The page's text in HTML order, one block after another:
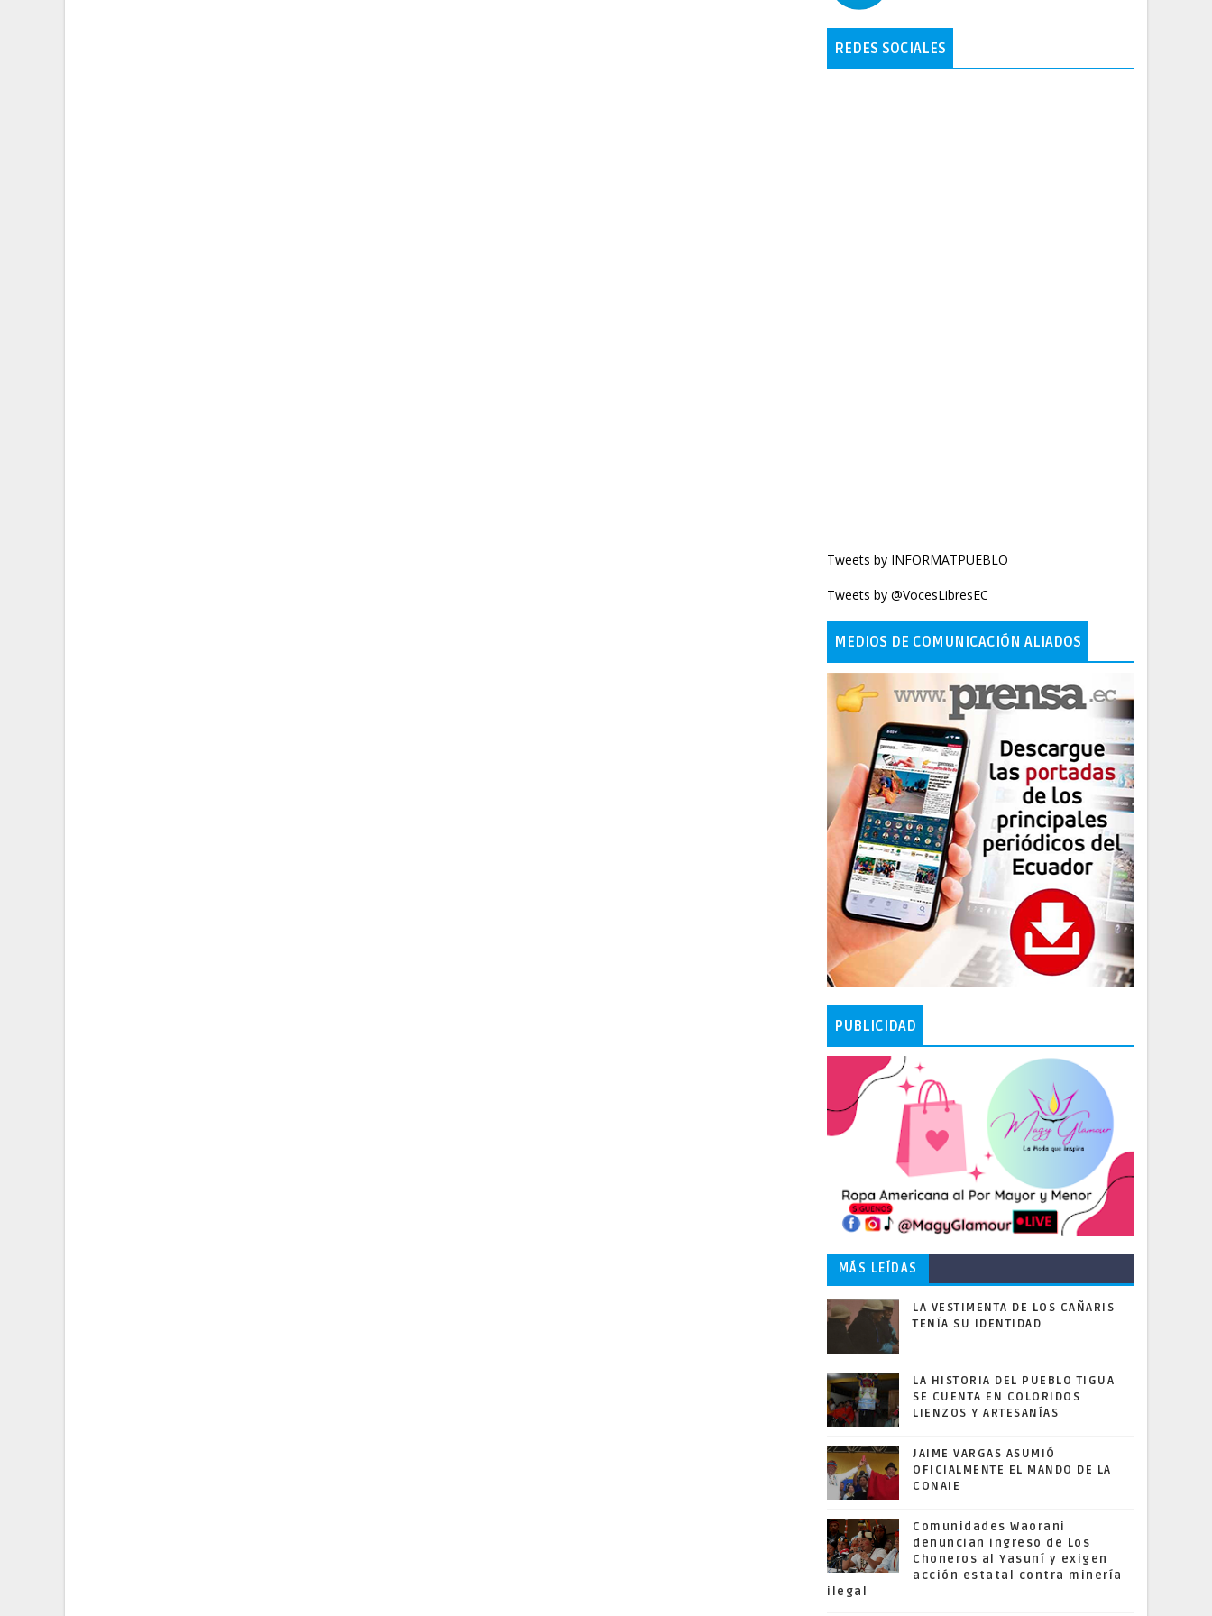
REDES SOCIALES
Tweets by INFORMATPUEBLO
Tweets by @VocesLibresEC
MEDIOS DE COMUNICACIÓN ALIADOS
PUBLICIDAD
MÁS LEÍDAS
LA VESTIMENTA DE LOS CAÑARIS
TENÍA SU IDENTIDAD
LA HISTORIA DEL PUEBLO TIGUA
SE CUENTA EN COLORIDOS
LIENZOS Y ARTESANÍAS
JAIME VARGAS ASUMIÓ
OFICIALMENTE EL MANDO DE LA
CONAIE
Comunidades Waorani
denuncian ingreso de Los
Choneros al Yasuní y exigen
acción estatal contra minería
ilegal